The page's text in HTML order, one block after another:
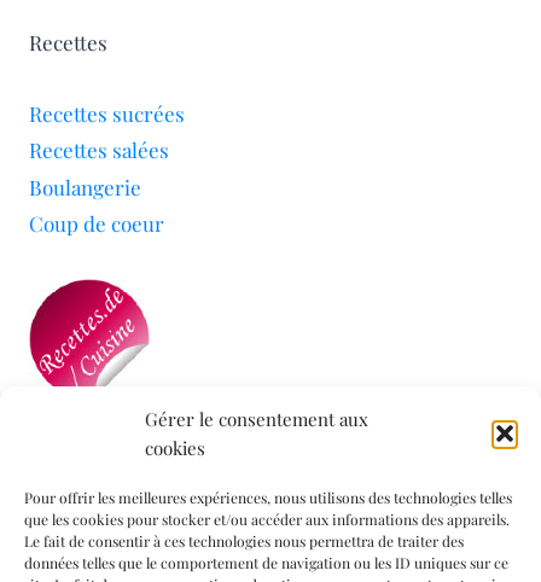
Gérer le consentement aux
cookies
Pour offrir les meilleures expériences, nous utilisons des technologies telles
que les cookies pour stocker et/ou accéder aux informations des appareils.
Le fait de consentir à ces technologies nous permettra de traiter des
données telles que le comportement de navigation ou les ID uniques sur ce
Recettes
Recettes sucrées
Recettes salées
Boulangerie
Coup de coeur
Mon blog a été sélectionné par le site
Informations légales